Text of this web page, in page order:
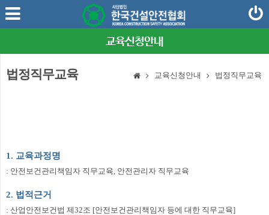
교육신청안내
법정직무교육 교육신청안내 법정직무교육
1. 교육과정명
: 안전보건관리책임자 직무교육, 안전관리자 직무교육
2. 법적근거
: 산업안전보건법 제32조 [안전보건관리책임자 등에 대한 직무교육]